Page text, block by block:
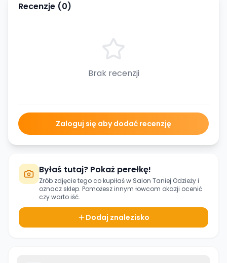
Recenzje (0)
Brak recenzji
Zaloguj się aby dodać recenzję
Byłaś tutaj? Pokaż perełkę!
Zrób zdjęcie tego co kupiłaś w Salon Taniej Odzieżyi
oznacz sklep. Pomożesz innym łowcom okazji ocenić
czy warto iść.
Dodaj znalezisko